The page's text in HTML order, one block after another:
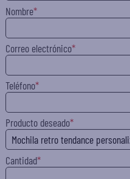
Nombre
Correo electrónico
Teléfono
Producto deseado
Cantidad